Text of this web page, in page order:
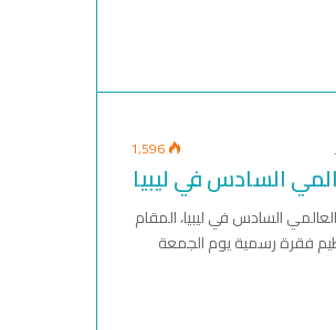
1,596
السادس في ليبيا
السادس في ليبيا، المقام
فقرة رسمية يوم الجمعة